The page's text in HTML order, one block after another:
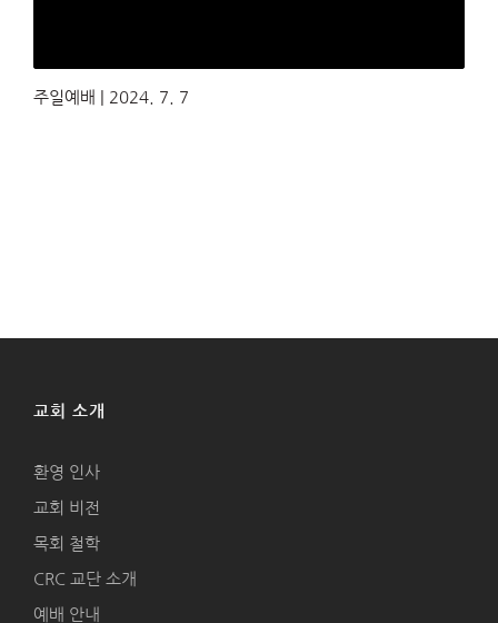
주일예배 | 2024. 7. 7
교회 소개
환영 인사
교회 비전
목회 철학
CRC 교단 소개
예배 안내